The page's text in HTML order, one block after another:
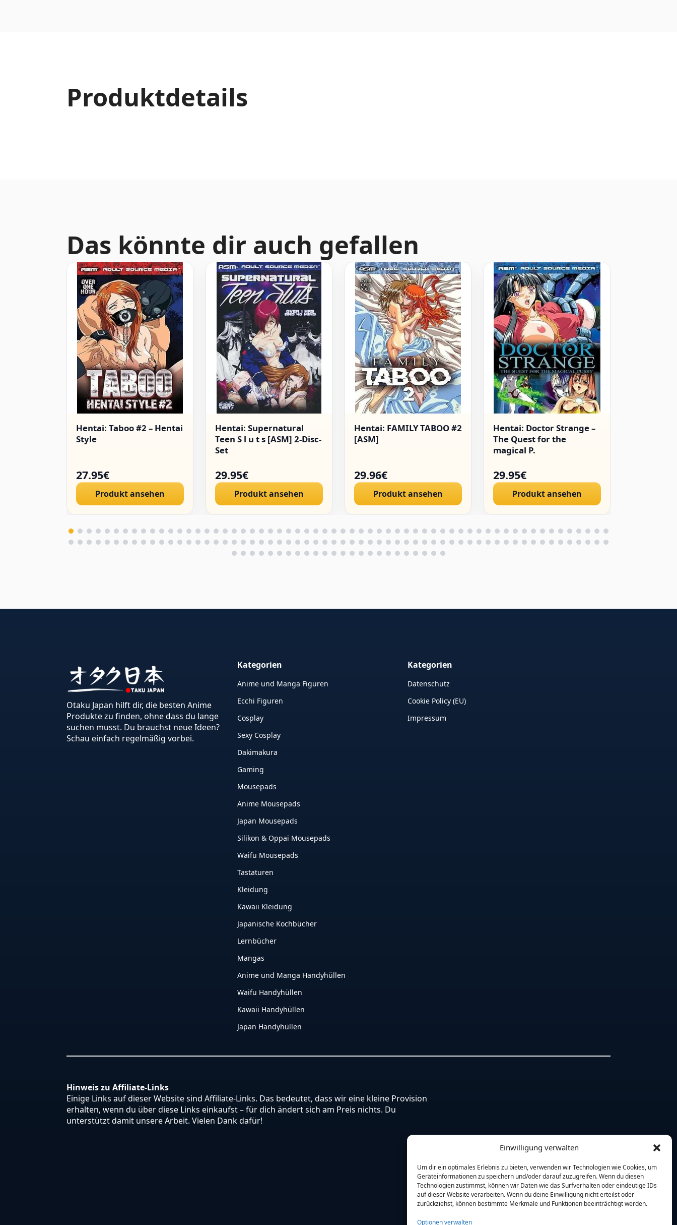
Einwilligung verwalten
Um dir ein optimales Erlebnis zu bieten, verwenden wir Technologien wie Cookies, um
Geräteinformationen zu speichern und/oder darauf zuzugreifen. Wenn du diesen
Technologien zustimmst, können wir Daten wie das Surfverhalten oder eindeutige IDs
auf dieser Website verarbeiten. Wenn du deine Einwilligung nicht erteilst oder
zurückziehst, können bestimmte Merkmale und Funktionen beeinträchtigt werden.
Optionen verwalten
Produktdetails
Das könnte dir auch gefallen
Hentai: Taboo #2 – Hentai
Style
27.95€
Produkt ansehen
Hentai: Supernatural
Teen S l u t s [ASM] 2-Disc-
Set
29.95€
Produkt ansehen
Hentai: FAMILY TABOO #2
[ASM]
29.96€
Produkt ansehen
Hentai: Doctor Strange –
The Quest for the
magical P.
29.95€
Produkt ansehen
Otaku Japan hilft dir, die besten Anime
Produkte zu finden, ohne dass du lange
suchen musst. Du brauchst neue Ideen?
Schau einfach regelmäßig vorbei.
Kategorien
Anime und Manga Figuren
Ecchi Figuren
Cosplay
Sexy Cosplay
Dakimakura
Gaming
Mousepads
Anime Mousepads
Japan Mousepads
Silikon & Oppai Mousepads
Waifu Mousepads
Tastaturen
Kleidung
Kawaii Kleidung
Japanische Kochbücher
Lernbücher
Mangas
Anime und Manga Handyhüllen
Waifu Handyhüllen
Kawaii Handyhüllen
Japan Handyhüllen
Kategorien
Datenschutz
Cookie Policy (EU)
Impressum
Hinweis zu Affiliate-Links
Einige Links auf dieser Website sind Affiliate-Links. Das bedeutet, dass wir eine kleine Provision
erhalten, wenn du über diese Links einkaufst – für dich ändert sich am Preis nichts. Du
unterstützt damit unsere Arbeit. Vielen Dank dafür!